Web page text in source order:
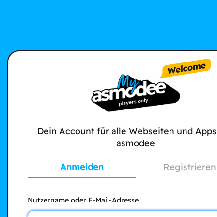
Dein Account für alle Webseiten und
asmodee
Anmelden Registrieren
Nutzername oder E-Mail-Adresse